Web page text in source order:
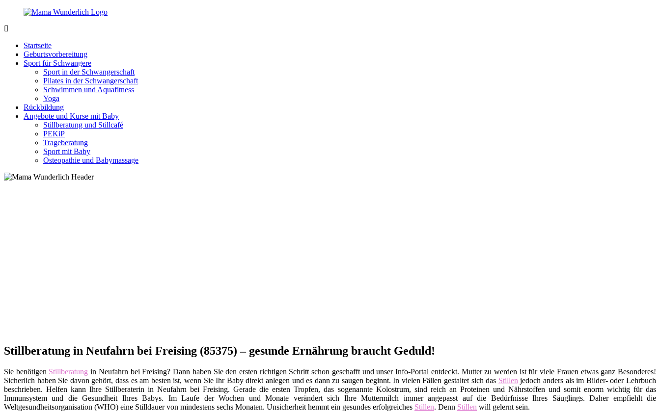
Zurück
Inhalt
sein
wunderbar!
Startseite
Geburtsvorbereitung
Sport für Schwangere
Sport in der Schwangerschaft
Pilates in der Schwangerschaft
Schwimmen und Aquafitness
Yoga
Rückbildung
Angebote und Kurse mit Baby
Stillberatung und Stillcafé
PEKiP
Trageberatung
Sport mit Baby
Osteopathie und Babymassage
Stillberatung in Neufahrn bei Freising (85375) – gesunde Ernährung braucht Geduld!
Sie benötigen Stillberatung in Neufahrn bei Freising? Dann haben Sie den ersten richtigen Schritt schon geschafft und unser Info-Portal entdeckt. Mutter zu werden ist für viele Frauen etwas ganz Besonderes!
Sicherlich haben Sie davon gehört, dass es am besten ist, wenn Sie Ihr Baby direkt anlegen und es dann zu saugen beginnt. In vielen Fällen gestaltet sich das Stillen jedoch anders als im Bilder- oder Lehrbuch
beschrieben. Helfen kann Ihre Stillberaterin in Neufahrn bei Freising. Gerade die ersten Tropfen, das sogenannte Kolostrum, sind reich an Proteinen und Nährstoffen und somit enorm wichtig für das
Immunsystem und die Gesundheit Ihres Babys. Im Laufe der Wochen und Monate verändert sich Ihre Muttermilch immer angepasst auf die Bedürfnisse Ihres Säuglings. Daher empfiehlt die
Weltgesundheitsorganisation (WHO) eine Stilldauer von mindestens sechs Monaten. Unsicherheit hemmt ein gesundes erfolgreiches Stillen. Denn Stillen will gelernt sein.